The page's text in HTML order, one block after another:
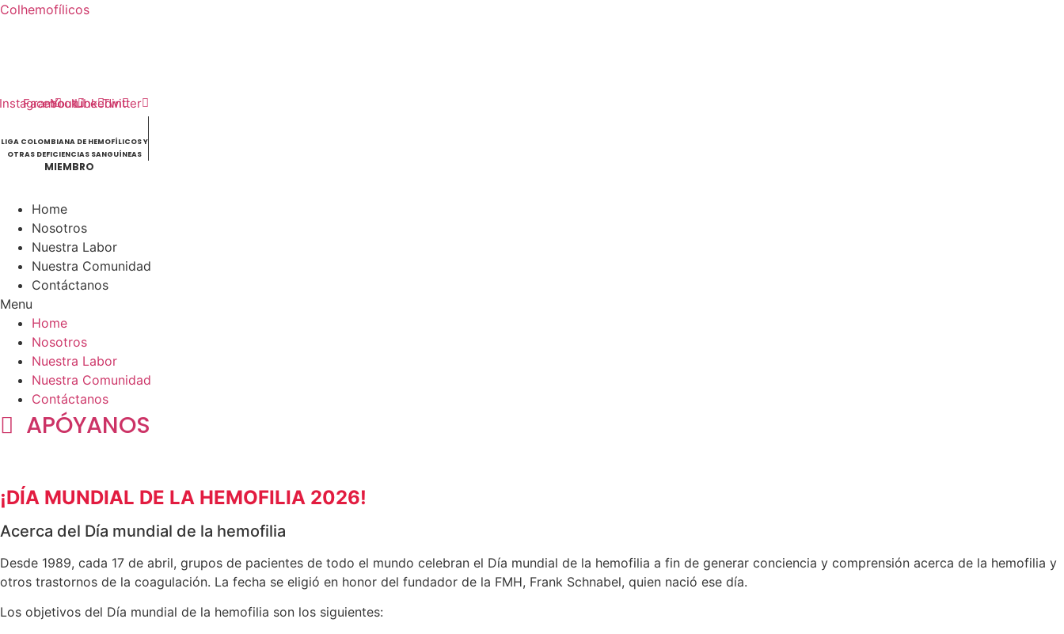
Colhemofílicos
Facebook
YoutubeLinkedinTwitter
LIGA COLOMBIANA DE HEMOFÍLICOS Y
OTRAS DEFICIENCIAS SANGUÍNEAS
MIEMBRO
Home
Nosotros
Nuestra Labor
Nuestra Comunidad
Contáctanos
Menu
Home
Nosotros
Nuestra Labor
Nuestra Comunidad
Contáctanos
APÓYANOS
¡DÍA MUNDIAL DE LA HEMOFILIA 2026!
Acerca del Día mundial de la hemofilia
Desde 1989, cada 17 de abril, grupos de pacientes de todo el mundo celebran el Día mundial de la hemofilia a fin de generar conciencia y comprensión acerca de la hemofilia y
otros trastornos de la coagulación. La fecha se eligió en honor del fundador de la FMH, Frank Schnabel, quien nació ese día.
Los objetivos del Día mundial de la hemofilia son los siguientes: